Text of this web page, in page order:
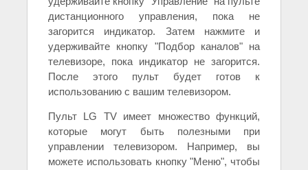
дистанционного управления, пока не
загорится индикатор. Затем нажмите и
удерживайте кнопку "Подбор каналов" на
телевизоре, пока индикатор не загорится.
После этого пульт будет готов к
использованию с вашим телевизором.
Пульт LG TV имеет множество функций,
которые могут быть полезными при
управлении телевизором. Например, вы
можете использовать кнопку "Меню", чтобы